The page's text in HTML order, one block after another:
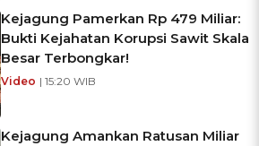
Kejagung Pamerkan Rp 479 Miliar:
Bukti Kejahatan Korupsi Sawit Skala
Besar Terbongkar!
Video | 15:20 WIB
Kejagung Amankan Ratusan Miliar